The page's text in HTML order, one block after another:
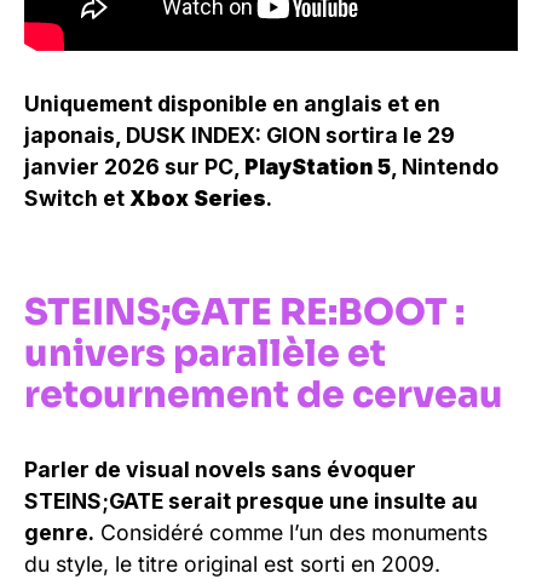
Uniquement disponible en anglais et en
japonais, DUSK INDEX: GION sortira le 29
janvier 2026 sur PC, PlayStation 5, Nintendo
Switch etXbox Series.
STEINS;GATE RE:BOOT :
univers parallèle et
retournement de cerveau
Parler de visual novels sans évoquer
STEINS;GATE serait presque une insulte au
genre. Considéré comme l’un des monuments
du style, le titre original est sorti en 2009.